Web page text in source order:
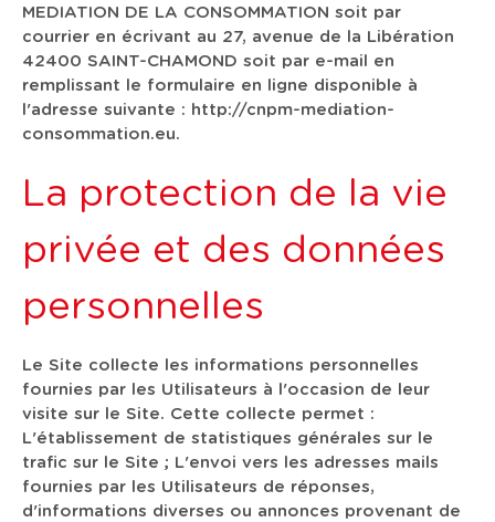
MEDIATION DE LA CONSOMMATION soit par
courrier en écrivant au 27, avenue de la Libération
42400 SAINT-CHAMOND soit par e-mail en
remplissant le formulaire en ligne disponible à
l'adresse suivante : http://cnpm-mediation-
consommation.eu.
La protection de la vie
privée et des données
personnelles
Le Site collecte les informations personnelles
fournies par les Utilisateurs à l'occasion de leur
visite sur le Site. Cette collecte permet :
L'établissement de statistiques générales sur le
trafic sur le Site ; L'envoi vers les adresses mails
fournies par les Utilisateurs de réponses,
d'informations diverses ou annonces provenant de